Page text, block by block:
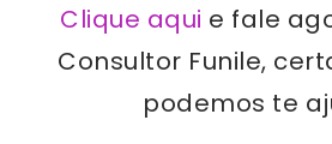
Clique aqui e fale
Consultor Funile,
podemos te